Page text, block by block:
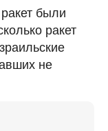
были
ракет
не